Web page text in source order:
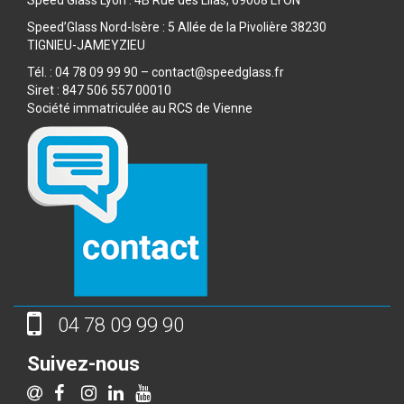
Speed’Glass Nord-Isère : 5 Allée de la Pivolière 38230
TIGNIEU-JAMEYZIEU
Tél. : 04 78 09 99 90 – contact@speedglass.fr
Siret : 847 506 557 00010
Société immatriculée au RCS de Vienne
04 78 09 99 90
Suivez-nous